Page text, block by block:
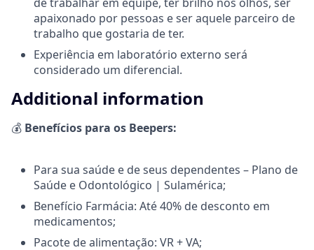
apaixonado por pessoas e ser aquele parceiro de
trabalho que gostaria de ter.
Experiência em laboratório externo será
considerado um diferencial.
Additional information
💰 Benefícios para os Beepers:
Para sua saúde e de seus dependentes – Plano de
Saúde e Odontológico | Sulamérica;
Benefício Farmácia: Até 40% de desconto em
medicamentos;
Pacote de alimentação: VR + VA;